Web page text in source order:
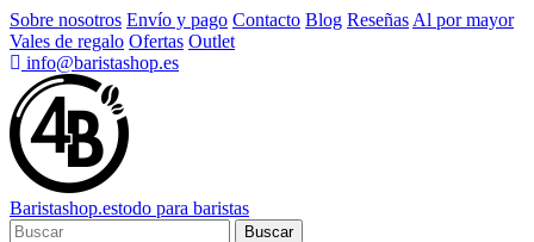
Sobre nosotros Envío y pago Contacto Blog Reseñas Al por mayor
Vales de regalo Ofertas Outlet
info@baristashop.es
Baristashop.estodo para baristas
Buscar